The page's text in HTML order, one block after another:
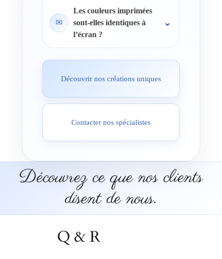
✉
Les couleurs imprimées
sont-elles identiques à
l’écran ?
Découvrir nos créations uniques
Contacter nos spécialistes
Découvrez ce que nos clients
disent de nous.
Q & R